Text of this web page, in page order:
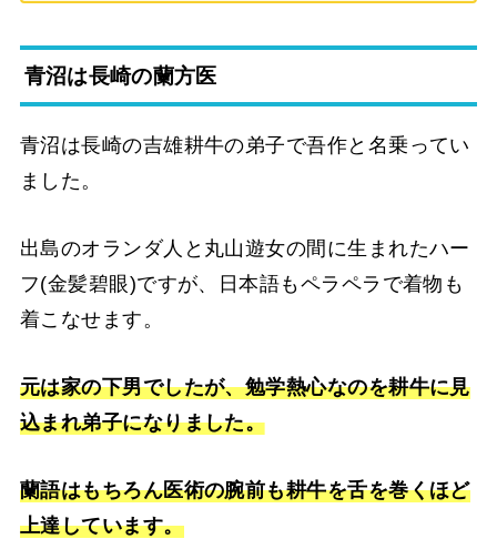
青沼は長崎の蘭方医
青沼は長崎の吉雄耕牛の弟子で吾作と名乗ってい
ました。
出島のオランダ人と丸山遊女の間に生まれたハー
フ(金髪碧眼)ですが、日本語もペラペラで着物も
着こなせます。
元は家の下男でしたが、勉学熱心なのを耕牛に見
込まれ弟子になりました。
蘭語はもちろん医術の腕前も耕牛を舌を巻くほど
上達しています。